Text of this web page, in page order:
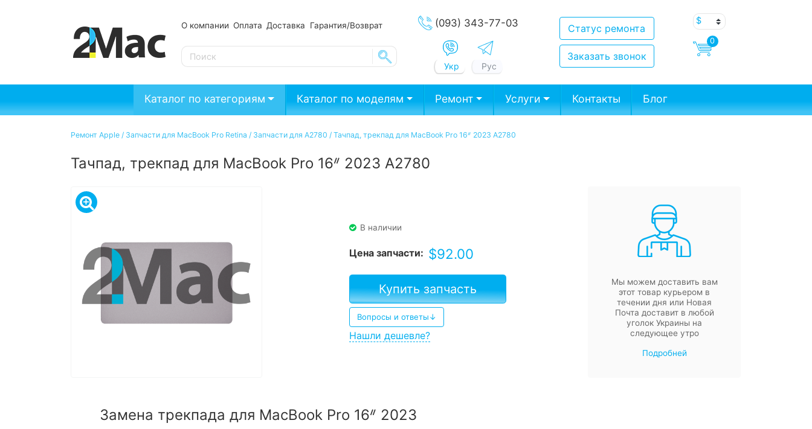
О компании Оплата Доставка Гарантия/Возврат
SE
(093) 343-77-03
Укр Рус
Статус ремонта
Заказать звонок
0
Каталог по категориям Каталог по моделям Ремонт Услуги Контакты Блог
Ремонт Apple / Запчасти для MacBook Pro Retina / Запчасти для A2780 / Тачпад, трекпад для MacBook Pro 16ᐥ 2023 А2780
Тачпад, трекпад для MacBook Pro 16ᐥ 2023 А2780
В наличии
Цена запчасти: $92.00
Купить запчасть
Вопросы и ответы↓
Нашли дешевле?
Мы можем доставить вам
этот товар курьером в
течении дня или Новая
Почта доставит в любой
уголок Украины на
следующее утро
Подробней
Замена трекпада для MacBook Pro 16ᐥ 2023